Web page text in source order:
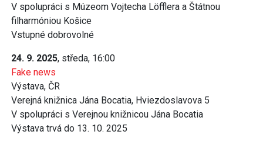
V spolupráci s Múzeom Vojtecha Löfflera a Štátnou
filharmóniou Košice
Vstupné dobrovolné
24. 9. 2025, středa, 16:00
Fake news
Výstava, ČR
Verejná knižnica Jána Bocatia, Hviezdoslavova 5
V spolupráci s Verejnou knižnicou Jána Bocatia
Výstava trvá do 13. 10. 2025